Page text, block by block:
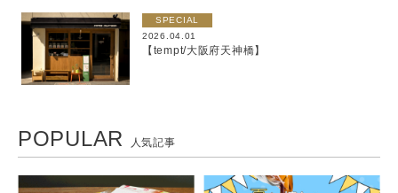
SPECIAL
2026.04.01
【tempt/大阪府天神橋】
POPULAR 人気記事